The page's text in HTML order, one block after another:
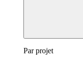
Par projet